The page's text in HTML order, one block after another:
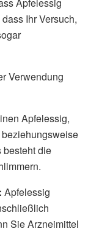
Apfelessig
Ihr Versuch,
Verwendung
Apfelessig,
besteht die
Apfelessig
Sie Arzneimittel